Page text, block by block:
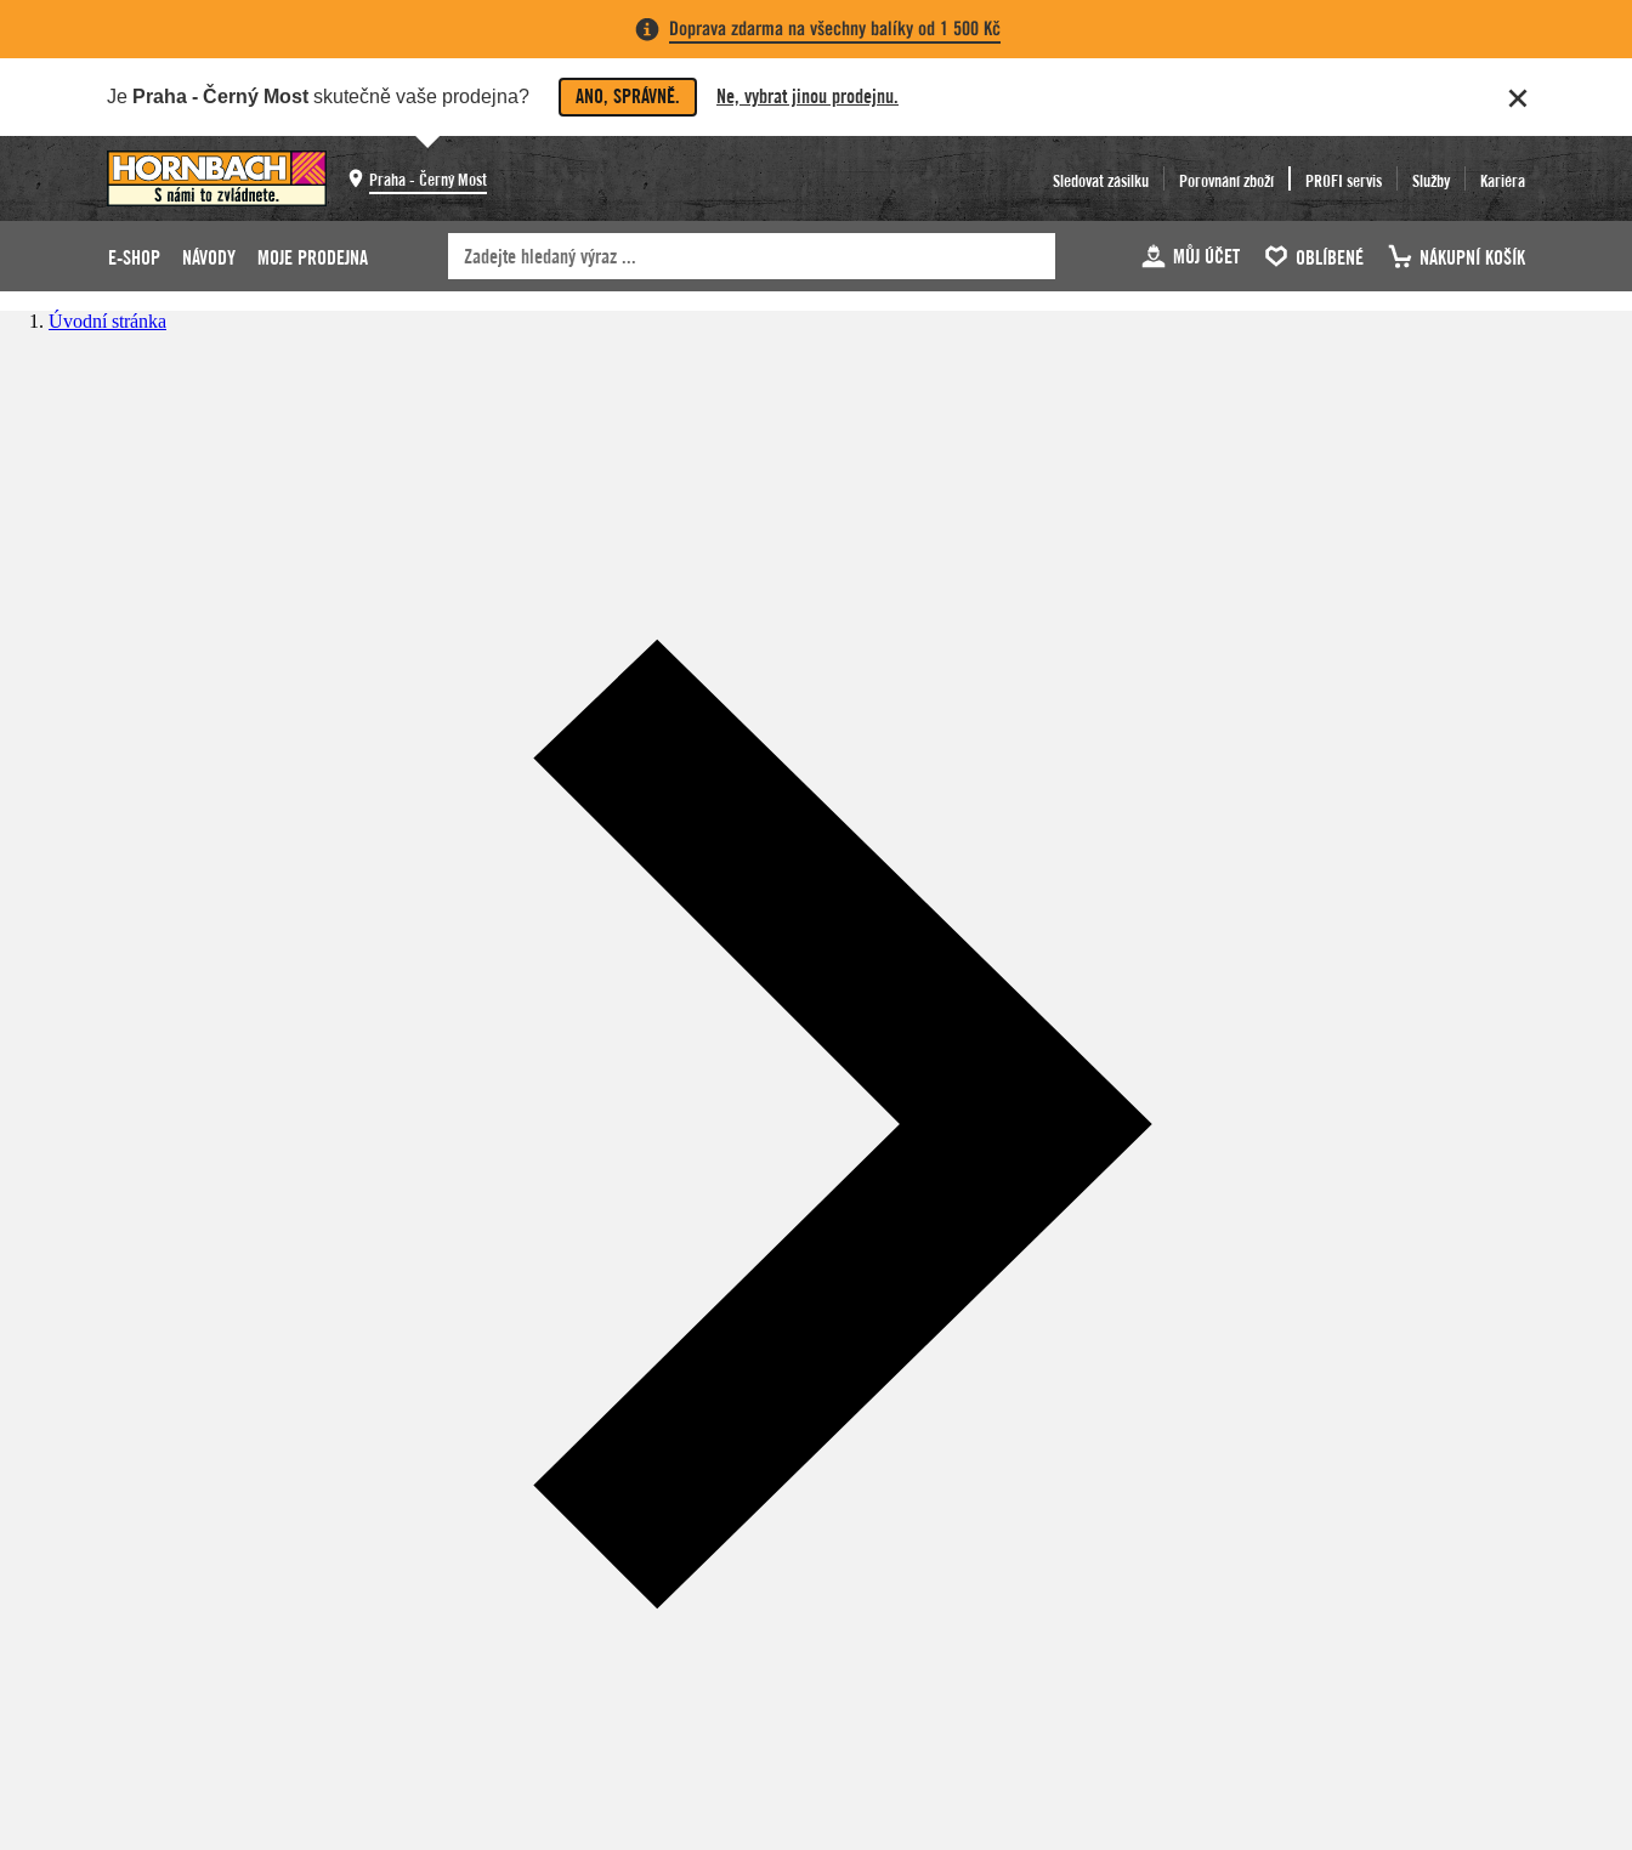
Doprava zdarma na všechny balíky od 1 500 Kč
Je Praha - Černý Most skutečně vaše prodejna? ANO, SPRÁVNĚ. Ne, vybrat jinou prodejnu.
Praha - Černý Most Sledovat zásilku Porovnání zboží PROFI servis Služby Kariéra
E-SHOP NÁVODY MOJE PRODEJNA MŮJ ÚČET OBLÍBENÉ NÁKUPNÍ KOŠÍK
Úvodní stránka